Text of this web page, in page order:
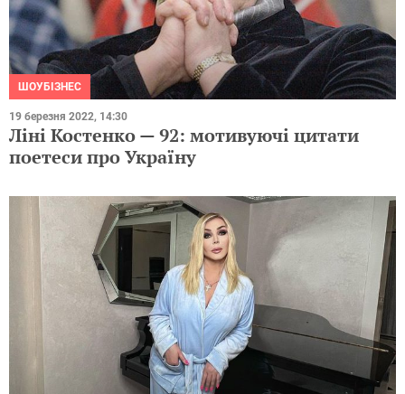
ШОУБІЗНЕС
19 березня 2022, 14:30
Ліні Костенко — 92: мотивуючі цитати
поетеси про Україну